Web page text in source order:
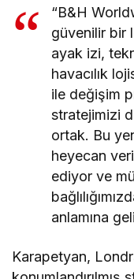
“B&H
güvenilir bir
ayak izi,
havacılık
ile değişim
stratejimizi
ortak. Bu
heyecan
ediyor ve
anlamına
Karapetyan,